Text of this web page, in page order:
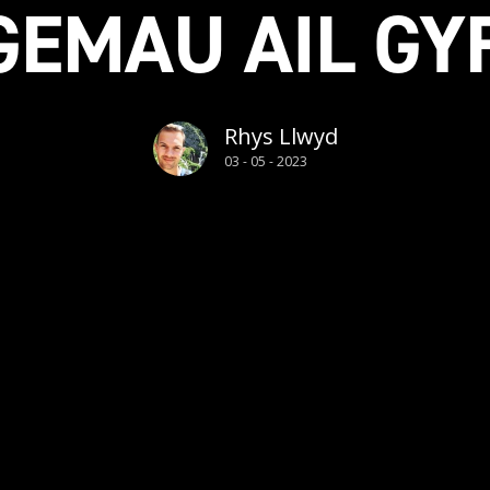
AIL
Rhys Llwyd
03 - 05 - 2023